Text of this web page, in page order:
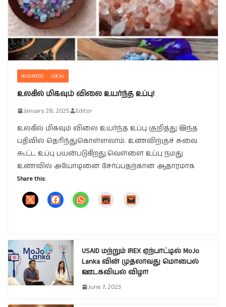
BUSINESS LOCAL
உலகில் மிகவும் விலை உயர்ந்த உப்பு!
January 28, 2025 Editor
உலகில் மிகவும் விலை உயர்ந்த உப்பு குறித்து இந்த
பதிவில் தெரிந்துகொள்ளலாம். உணவிற்குச் சுவை
கூட்ட உப்பு பயன்படுகிறது.வெள்ளை உப்பு நமது
உணவில் அயோடினை சேர்ப்பதற்கான ஆதாரமாக
Share this:
USAID மற்றும் IREX ஏற்பாட்டில் MoJo
Lanka வின் முதலாவது மொபைல்
ஊடகவியல் விழா!
June 7, 2023